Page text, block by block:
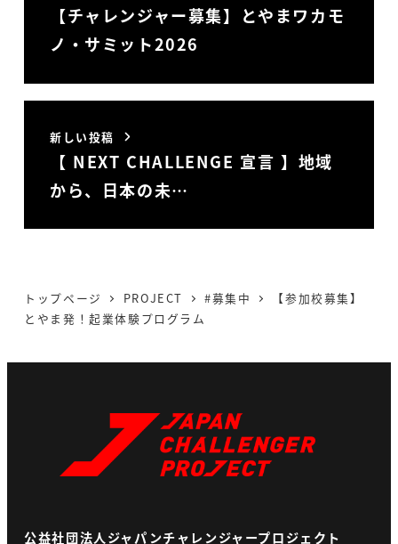
【チャレンジャー募集】とやまワカモ
ノ・サミット2026
新しい投稿
【 NEXT CHALLENGE 宣言 】地域
から、日本の未…
トップページ PROJECT #募集中
【参加校募集】
とやま発！起業体験プログラム
公益社団法人ジャパンチャレンジャープロジェクト